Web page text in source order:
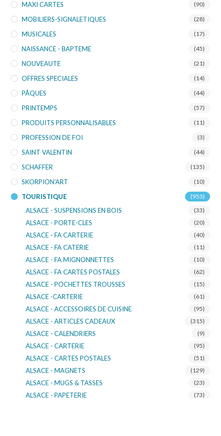
MAXI CARTES (90)
MOBILIERS-SIGNALETIQUES (28)
MUSICALES (17)
NAISSANCE - BAPTEME (45)
NOUVEAUTE (21)
OFFRES SPECIALES (14)
PÂQUES (44)
PRINTEMPS (57)
PRODUITS PERSONNALISABLES (11)
PROFESSION DE FOI (3)
SAINT VALENTIN (44)
SCHAFFER (135)
SKORPION'ART (10)
TOURISTIQUE (953)
ALSACE - SUSPENSIONS EN BOIS (33)
ALSACE - PORTE-CLES (20)
ALSACE - FA CARTERIE (40)
ALSACE - FA CATERIE (11)
ALSACE - FA MIGNONNETTES (10)
ALSACE - FA CARTES POSTALES (62)
ALSACE - POCHETTES TROUSSES (15)
ALSACE -CARTERIE (61)
ALSACE - ACCESSOIRES DE CUISINE (95)
ALSACE - ARTICLES CADEAUX (315)
ALSACE - CALENDRIERS (9)
ALSACE - CARTERIE (95)
ALSACE - CARTES POSTALES (51)
ALSACE - MAGNETS (129)
ALSACE - MUGS & TASSES (23)
ALSACE - PAPETERIE (73)